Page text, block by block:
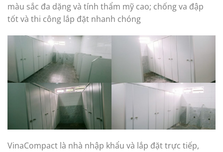
màu sắc đa dặng và tính thẩm mỹ cao; chống va đập
tốt và thi công lắp đặt nhanh chóng
VinaCompact là nhà nhập khẩu và lắp đặt trực tiếp,